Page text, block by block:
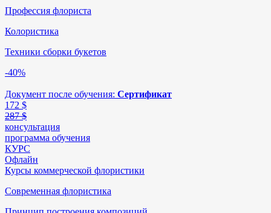
Профессия флориста
Колористика
Техники сборки букетов
-40%
Документ после обучения: Сертификат
172 $
287 $
консультация
программа обучения
КУРС
Офлайн
Курсы коммерческой флористики
Современная флористика